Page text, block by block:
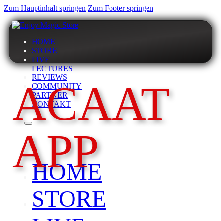
Zum Hauptinhalt springen Zum Footer springen
HOME
STORE
LIVE
LECTURES
REVIEWS
COMMUNITY
PARTNER
KONTAKT
HOME
STORE
ACAAT
APP